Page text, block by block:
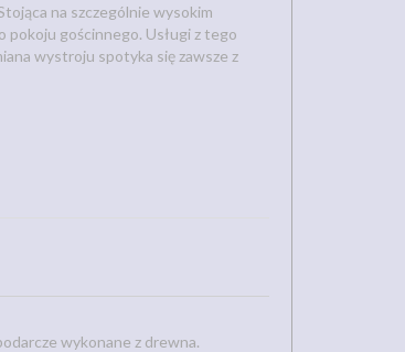
na szczególnie wysokim
pokoju gościnnego. Usługi z tego
wystroju spotyka się zawsze z
wykonane z drewna.